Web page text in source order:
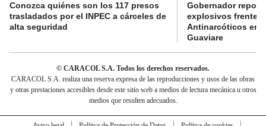
Conozca quiénes son los 117 presos
trasladados por el INPEC a cárceles de
alta seguridad
Gobernador
explosivos frente a
Antinarcóticos en
Guaviare
© CARACOL S.A. Todos los derechos reservados.
CARACOL S.A. realiza una reserva expresa de las reproducciones y usos de las obras
y otras prestaciones accesibles desde este sitio web a medios de lectura mecánica u otros
medios que resulten adecuados.